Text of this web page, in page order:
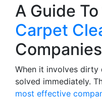
A Guide
Carpet
Companies
When it involves dirty
solved immediately.
most effective